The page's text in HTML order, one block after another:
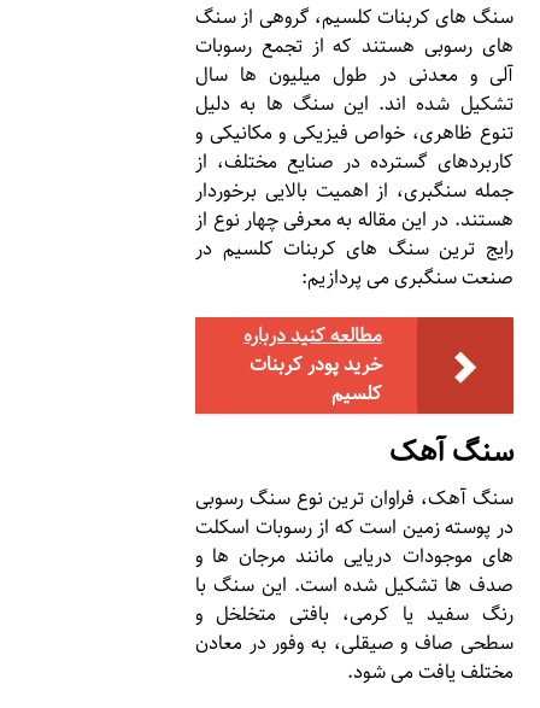
سنگ های کربنات کلسیم، گروهی از سنگ
های رسوبی هستند که از تجمع رسوبات
آلی و معدنی در طول میلیون ها سال
تشکیل شده اند. این سنگ ها به دلیل
تنوع ظاهری، خواص فیزیکی و مکانیکی و
کاربردهای گسترده در صنایع مختلف، از
جمله سنگبری، از اهمیت بالایی برخوردار
هستند. در این مقاله به معرفی چهار نوع از
رایج ترین سنگ های کربنات کلسیم در
صنعت سنگبری می پردازیم:
مطالعه کنید درباره‌
خرید پودر کربنات
کلسیم
سنگ آهک
سنگ آهک، فراوان ترین نوع سنگ رسوبی
در پوسته زمین است که از رسوبات اسکلت
های موجودات دریایی مانند مرجان ها و
صدف ها تشکیل شده است. این سنگ با
رنگ سفید یا کرمی، بافتی متخلخل و
سطحی صاف و صیقلی، به وفور در معادن
مختلف یافت می شود.